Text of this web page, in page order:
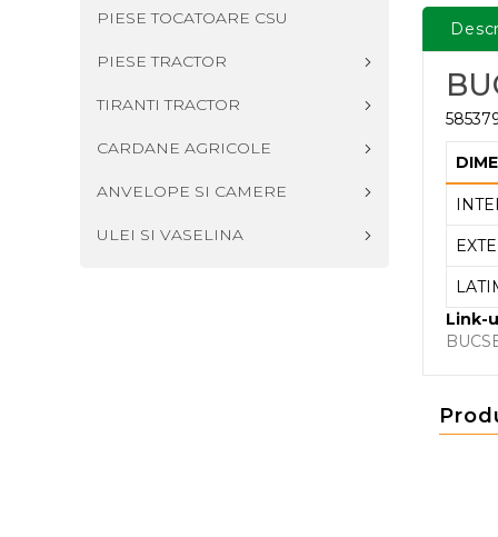
PIESE TOCATOARE CSU
PIESE TRACTOR
TIRANTI TRACTOR
CARDANE AGRICOLE
ANVELOPE SI CAMERE
ULEI SI VASELINA
Link-